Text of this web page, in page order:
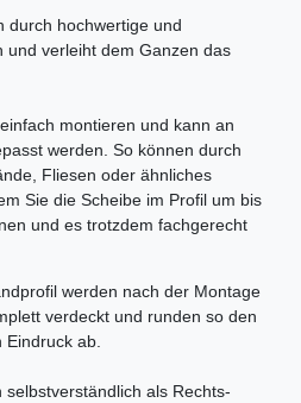
durch hochwertige und
und verleiht dem Ganzen das
montieren und kann an
werden. So können durch
Fliesen oder ähnliches
Sie die Scheibe im Profil um bis
und es trotzdem fachgerecht
werden nach der Montage
verdeckt und runden so den
ab.
als Rechts-